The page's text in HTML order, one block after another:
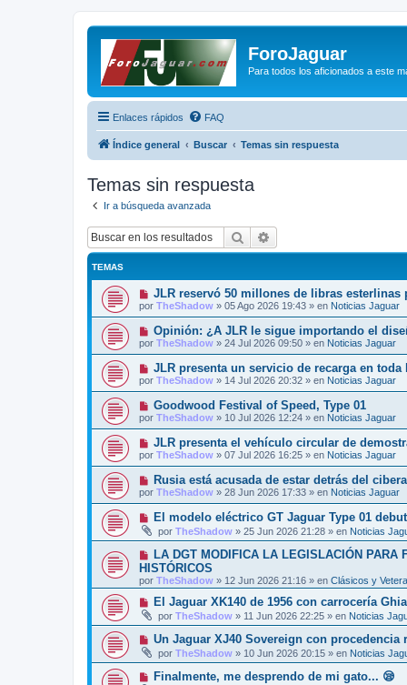
ForoJaguar
Para todos los aficionados a este
Enlaces rápidos FAQ
Índice general Buscar Temas sin respuesta
Temas sin respuesta
Ir a búsqueda avanzada
Buscar
TEMAS
N
u
e
o
m
e
n
s
a
e
JLR reservó 50 millones de libras
por TheShadow » 05 Ago 2026 19:43 » en Noticias Jaguar
N
u
e
o
m
e
n
s
a
e
Opinión: ¿A JLR le sigue importando el
por TheShadow » 24 Jul 2026 09:50 » en Noticias Jaguar
N
u
e
o
m
e
n
s
a
e
JLR presenta un servicio de recarga en toda
por TheShadow » 14 Jul 2026 20:32 » en Noticias Jaguar
N
u
e
o
m
e
s
a
e
Goodwood Festival of Speed, Type 01
por TheShadow » 10 Jul 2026 12:24 » en Noticias Jaguar
N
u
e
v
o
m
e
s
a
e
JLR presenta el vehículo circular de
por TheShadow » 07 Jul 2026 16:25 » en Noticias Jaguar
N
u
e
v
o
m
e
s
a
j
e
Rusia está acusada de estar detrás del
por TheShadow » 28 Jun 2026 17:33 » en Noticias Jaguar
N
e
v
o
m
e
n
a
j
e
El modelo eléctrico GT Jaguar Type 01
por TheShadow » 25 Jun 2026 21:28 » en Noticias
N
u
e
v
o
m
e
n
s
a
j
e
LA DGT MODIFICA LA LEGISLACIÓN PARA
HISTÓRICOS
por TheShadow » 12 Jun 2026 21:16 » en Clásicos y
N
e
v
o
m
e
El Jaguar XK140 de 1956 con carrocería
por TheShadow » 11 Jun 2026 22:25 » en Noticias
N
e
v
o
Un Jaguar XJ40 Sovereign con procedencia
por TheShadow » 10 Jun 2026 20:15 » en Noticias
NFinalmente, me desprendo de mi gato... 😪